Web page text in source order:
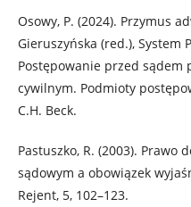
Osowy, P. (2024). Przymus
Gieruszyńska (red.), System
Postępowanie przed
cywilnym. Podmioty
C.H. Beck.
Pastuszko, R. (2003). Prawo
sądowym a obowiązek
Rejent, 5, 102–123.